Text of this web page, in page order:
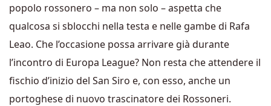
popolo rossonero – ma non solo – aspetta che
qualcosa si sblocchi nella testa e nelle gambe di Rafa
Leao. Che l’occasione possa arrivare già durante
l’incontro di Europa League? Non resta che attendere il
fischio d’inizio del San Siro e, con esso, anche un
portoghese di nuovo trascinatore dei Rossoneri.